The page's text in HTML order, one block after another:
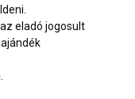
eladó jogosult